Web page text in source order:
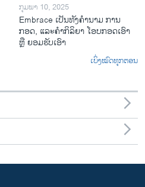
ກຸມພາ 10, 2025
Embrace ເປັນທັງຄໍານາມ ການ
ກອດ, ແລະຄໍາກິລິຍາ ໂອບກອດເອົາ
ຫຼື ຍອມຮັບເອົາ
ເບິ່ງໝົດທຸກຕອນ